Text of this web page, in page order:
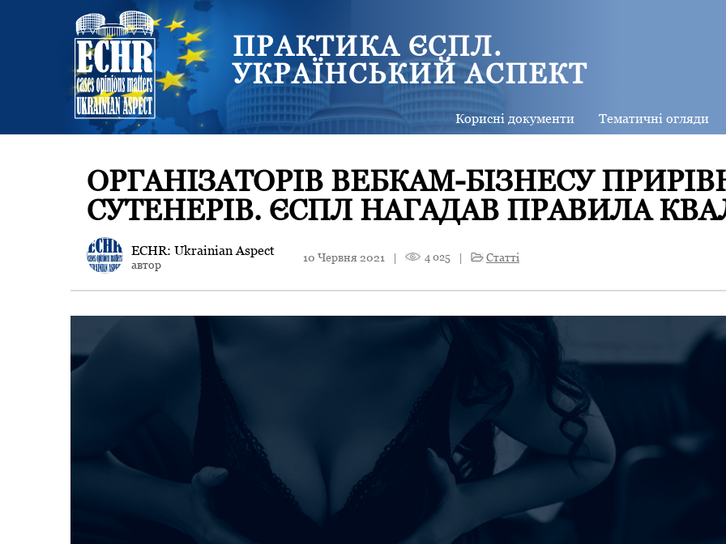
ПРАКТИКА ЄСПЛ.
УКРАЇНСЬКИЙ АСПЕКТ
Корисні документи Тематичні огляди
ОРГАНІЗАТОРІВ ВЕБКАМ-БІЗНЕСУ
СУТЕНЕРІВ. ЄСПЛ НАГАДАВ ПРАВИЛА
ECHR: Ukrainian Aspect
автор
10 Червня 2021 | 4 025 | Статті